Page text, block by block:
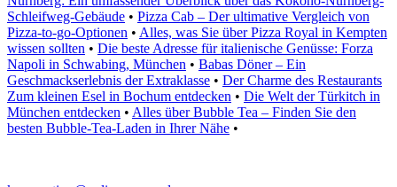
Schleifweg-Gebäude • Pizza Cab – Der ultimative Vergleich von
Pizza-to-go-Optionen • Alles, was Sie über Pizza Royal in Kempten
wissen sollten • Die beste Adresse für italienische Genüsse: Forza
Napoli in Schwabing, München • Babas Döner – Ein
Geschmackserlebnis der Extraklasse • Der Charme des Restaurants
Zum kleinen Esel in Bochum entdecken • Die Welt der Türkitch in
München entdecken • Alles über Bubble Tea – Finden Sie den
besten Bubble-Tea-Laden in Ihrer Nähe •